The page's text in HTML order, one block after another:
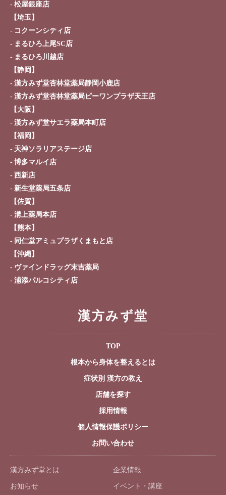
松屋銀座店
【埼玉】
コクーンシティ店
まるひろ上尾SC店
まるひろ川越店
【静岡】
漢方みず堂杏林堂薬局静岡小鹿店
漢方みず堂杏林堂薬局ピーワンプラザ天王店
【大阪】
漢方みず堂サエラ薬局本町店
【福岡】
天神ソラリアステージ店
博多マルイ店
西新店
新生堂薬局五条店
【佐賀】
溝上薬局本店
【熊本】
同仁堂アミュプラザくまもと店
【沖縄】
ヴァインドラッグ末吉薬局
浦添パルコシティ店
漢方みず堂
TOP
根本から身体を整えるとは
症状別 漢方の教え
店舗を探す
採用情報
個人情報保護ポリシー
お問い合わせ
漢方みず堂とは 企業情報
お知らせ イベント・講座